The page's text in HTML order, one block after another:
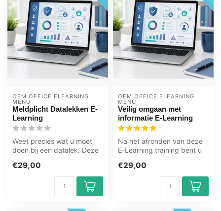
OEM OFFICE ELEARNING
MENU
Meldplicht Datalekken E-
Learning
Weet precies wat u moet
doen bij een datalek. Deze
me...
€29,00
OEM OFFICE ELEARNING
MENU
Veilig omgaan met
informatie E-Learning
Na het afronden van deze
E-Learning training bent u
...
€29,00